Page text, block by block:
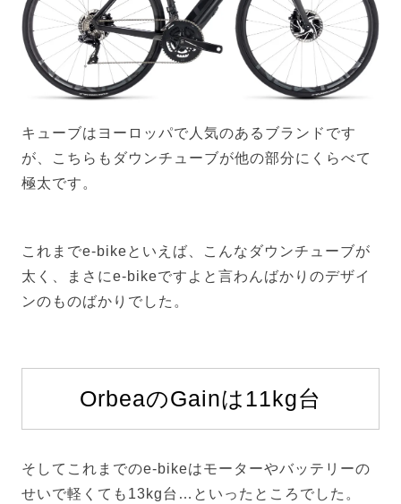
キューブはヨーロッパで人気のあるブランドです
が、こちらもダウンチューブが他の部分にくらべて
極太です。
これまでe-bikeといえば、こんなダウンチューブが
太く、まさにe-bikeですよと言わんばかりのデザイ
ンのものばかりでした。
OrbeaのGainは11kg台
そしてこれまでのe-bikeはモーターやバッテリーの
せいで軽くても13kg台…といったところでした。